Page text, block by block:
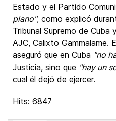
Estado y el Partido
plano", como explicó
Tribunal Supremo de Cuba
AJC, Calixto Gammalame.
aseguró que en Cuba "no
Justicia, sino que "hay un
cual él dejó de ejercer.
Hits: 6847